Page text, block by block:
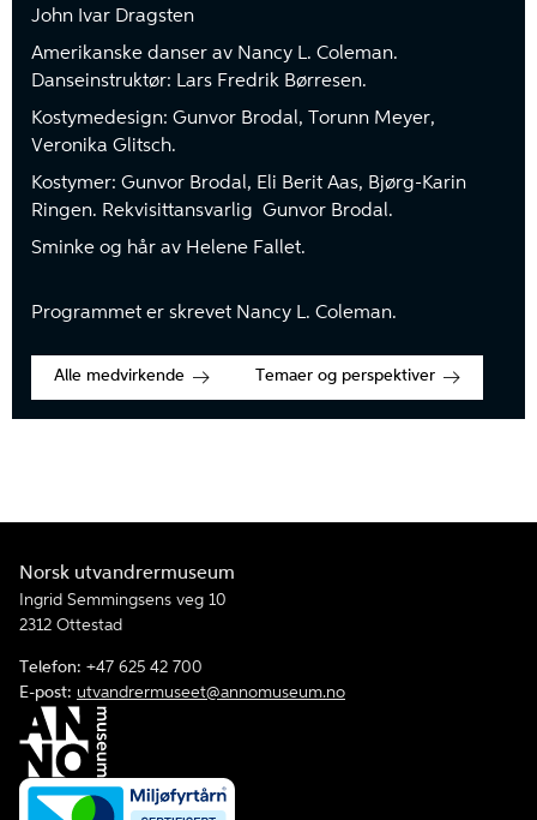
John Ivar Dragsten
Amerikanske danser av Nancy L. Coleman.
Danseinstruktør: Lars Fredrik Børresen.
Kostymedesign: Gunvor Brodal, Torunn Meyer,
Veronika Glitsch.
Kostymer: Gunvor Brodal, Eli Berit Aas, Bjørg-Karin
Ringen. Rekvisittansvarlig Gunvor Brodal.
Sminke og hår av Helene Fallet.
Programmet er skrevet Nancy L. Coleman.
Alle medvirkende Temaer og perspektiver
Norsk utvandrermuseum
Ingrid Semmingsens veg 10
2312 Ottestad
Telefon: +47 625 42 700
E-post: utvandrermuseet@annomuseum.no